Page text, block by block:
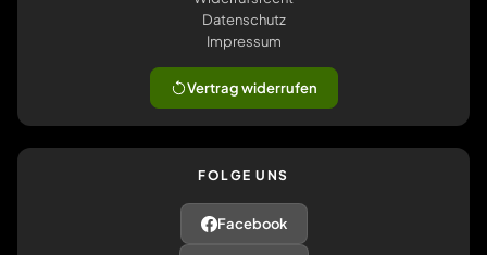
Datenschutz
Impressum
Vertrag widerrufen
FOLGE UNS
Facebook